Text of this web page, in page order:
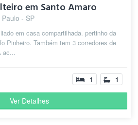
em Santo Amaro
- SP
em casa compartilhada. pertinho da
Pinheiro. Também tem 3 corredores de
ac...
1 1
Ver Detalhes